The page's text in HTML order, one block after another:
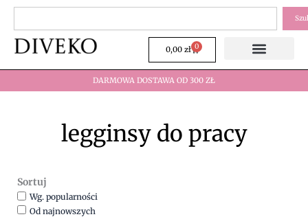
Przejdź
treści
0,00 zł 0
Wózek
DARMOWA DOSTAWA OD 300 ZŁ
legginsy do pracy
Sortuj
Wg. popularności
Od najnowszych